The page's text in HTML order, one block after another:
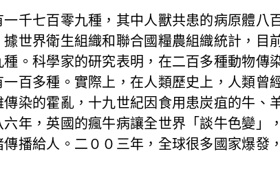
千七百零九種，其中人獸共患的病原體
世界衛生組織和聯合國糧農組織統計，
。科學家的研究表明，在二百多種動物
百多種。實際上，在人類歷史上，人類
染的霍亂，十九世紀因食用患炭疽的牛
年，英國的瘋牛病讓全世界「談牛色變
播給人。二００三年，全球很多國家爆發